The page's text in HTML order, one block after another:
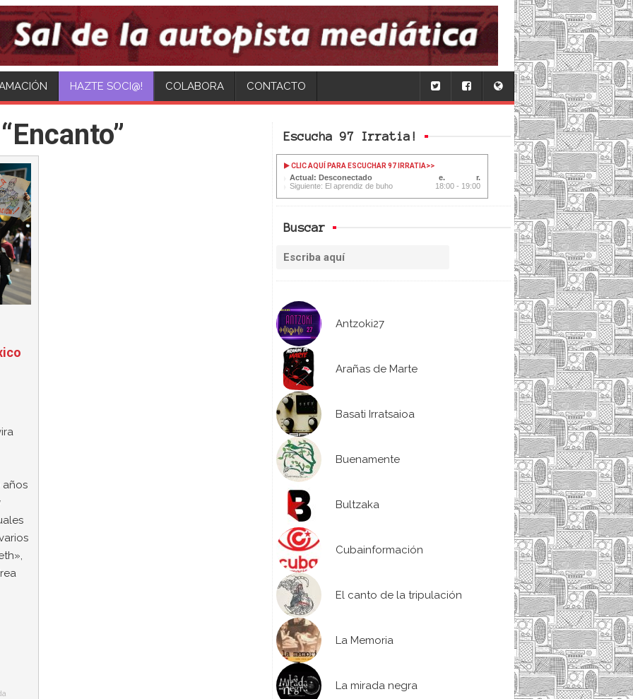
HAZTE SOCI@! COLABORA CONTACTO
Escucha 97 Irratia!
CLIC AQUÍ PARA ESCUCHAR 97 IRRATIA>>
Actual: Desconectado
Siguiente: El aprendiz de buho
18:00 - 19:00
Buscar
Antzoki27
Arañas de Marte
Basati Irratsaioa
Buenamente
Bultzaka
Cubainformación
El canto de la tripulación
La Memoria
La mirada negra
años